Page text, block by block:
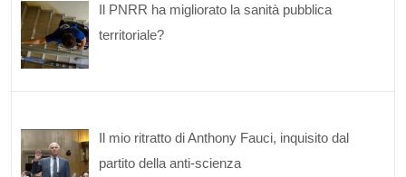
Il PNRR ha migliorato la sanità pubblica
territoriale?
Il mio ritratto di Anthony Fauci, inquisito dal
partito della anti-scienza